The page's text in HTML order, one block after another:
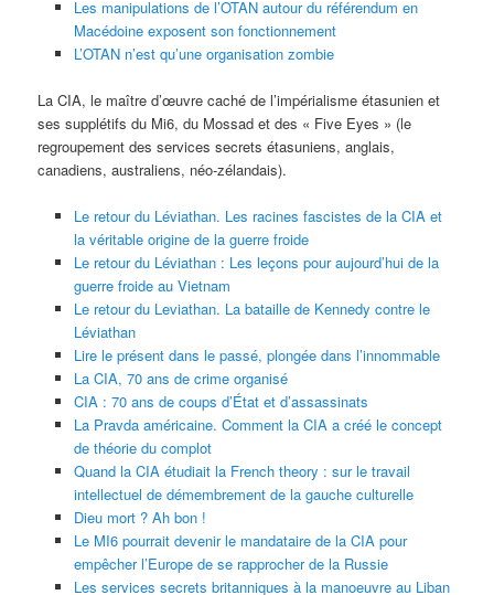
Les manipulations de l’OTAN autour du référendum en
Macédoine exposent son fonctionnement
L’OTAN n’est qu’une organisation zombie
La CIA, le maître d’œuvre caché de l’impérialisme étasunien et
ses supplétifs du Mi6, du Mossad et des « Five Eyes » (le
regroupement des services secrets étasuniens, anglais,
canadiens, australiens, néo-zélandais).
Le retour du Léviathan. Les racines fascistes de la CIA et
la véritable origine de la guerre froide
Le retour du Léviathan : Les leçons pour aujourd’hui de la
guerre froide au Vietnam
Le retour du Leviathan. La bataille de Kennedy contre le
Léviathan
Lire le présent dans le passé, plongée dans l’innommable
La CIA, 70 ans de crime organisé
CIA : 70 ans de coups d’État et d’assassinats
La Pravda américaine. Comment la CIA a créé le concept
de théorie du complot
Quand la CIA étudiait la French theory : sur le travail
intellectuel de démembrement de la gauche culturelle
Dieu mort ? Ah bon !
Le MI6 pourrait devenir le mandataire de la CIA pour
empêcher l’Europe de se rapprocher de la Russie
Les services secrets britanniques à la manoeuvre au Liban